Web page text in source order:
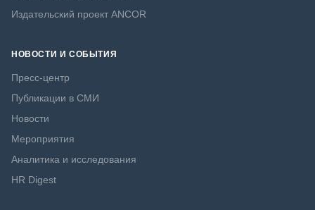
Издательский проект ANCOR
НОВОСТИ И СОБЫТИЯ
Пресс-центр
Публикации в СМИ
Новости
Мероприятия
Аналитика и исследования
HR Digest